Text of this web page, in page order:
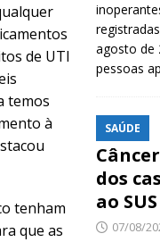
de UTI
temos
à
tenham
que as
agosto de
pessoas
SAÚDE
dos
ao SUS
07/08/